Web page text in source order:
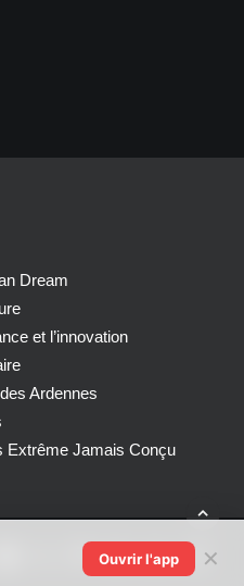
Dream
et l’innovation
Ardennes
Extrême Jamais Conçu
Ouvrir l'app ✕